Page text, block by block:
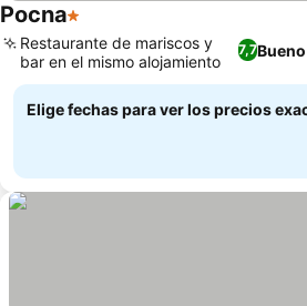
Pocna1 Estrellas
7,7Bueno
Restaurante de mariscos y
bar en el mismo alojamiento
Elige fechas para ver los precios